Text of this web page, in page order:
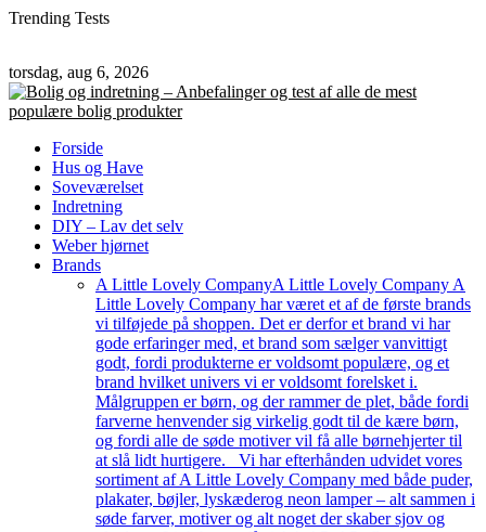
Trending Tests
torsdag, aug 6, 2026
Forside
Hus og Have
Soveværelset
Indretning
DIY – Lav det selv
Weber hjørnet
Brands
A Little Lovely CompanyA Little Lovely Company A
Little Lovely Company har været et af de første brands
vi tilføjede på shoppen. Det er derfor et brand vi har
gode erfaringer med, et brand som sælger vanvittigt
godt, fordi produkterne er voldsomt populære, og et
brand hvilket univers vi er voldsomt forelsket i.
Målgruppen er børn, og der rammer de plet, både fordi
farverne henvender sig virkelig godt til de kære børn,
og fordi alle de søde motiver vil få alle børnehjerter til
at slå lidt hurtigere. Vi har efterhånden udvidet vores
sortiment af A Little Lovely Company med både puder,
plakater, bøjler, lyskæderog neon lamper – alt sammen i
søde farver, motiver og alt noget der skaber sjov og